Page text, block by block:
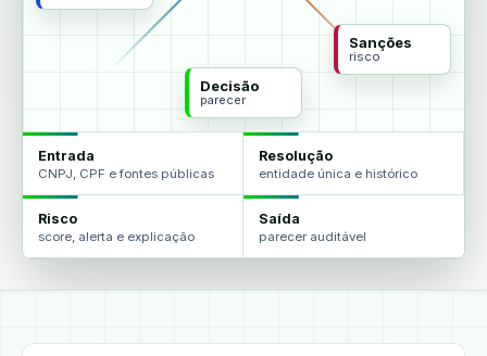
Sanções
risco
Decisão
parecer
Entrada
CNPJ, CPF e fontes públicas
Resolução
entidade única e histórico
Risco
score, alerta e explicação
Saída
parecer auditável